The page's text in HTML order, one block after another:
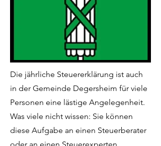
Die jährliche Steuererklärung ist auch
in der Gemeinde Degersheim für viele
Personen eine lästige Angelegenheit.
Was viele nicht wissen: Sie können
diese Aufgabe an einen Steuerberater